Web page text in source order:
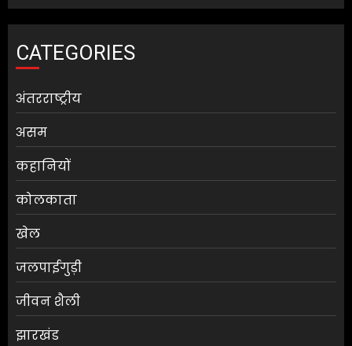
CATEGORIES
अंतरराष्ट्रीय
असम
कहानियों
कोलकाता
खेल
जलपाईगुड़ी
जीवन शैली
झारखंड